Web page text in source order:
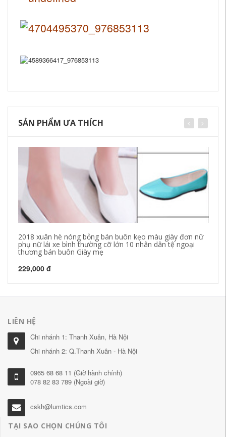
SẢN PHẨM ƯA THÍCH
2018 xuân hè nóng bỏng bán buôn kẹo màu giày đơn nữ
phụ nữ lái xe bình thường cỡ lớn 10 nhân dân tệ ngoại
thương bán buôn Giày mẹ
229,000 đ
LIÊN HỆ
Chi nhánh 1: Thanh Xuân, Hà Nội
Chi nhánh 2: Q.Thanh Xuân - Hà Nội
0965 68 68 11 (Giờ hành chính)
078 82 83 789 (Ngoài giờ)
cskh@lumtics.com
TẠI SAO CHỌN CHÚNG TÔI